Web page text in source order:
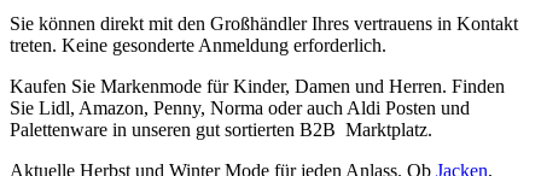
Sie können direkt mit den Großhändler Ihres vertrauens in Kontakt
treten. Keine gesonderte Anmeldung erforderlich.
Kaufen Sie Markenmode für Kinder, Damen und Herren. Finden
Sie Lidl, Amazon, Penny, Norma oder auch Aldi Posten und
Palettenware in unseren gut sortierten B2B Marktplatz.
Aktuelle Herbst und Winter Mode für jeden Anlass. Ob Jacken,